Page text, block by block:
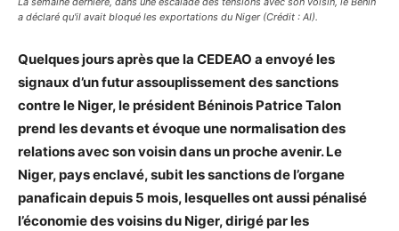
a déclaré qu'il avait bloqué les exportations du Niger (Crédit : AI).
Quelques jours après que la CEDEAO a envoyé les
signaux d’un futur assouplissement des sanctions
contre le Niger, le président Béninois Patrice Talon
prend les devants et évoque une normalisation des
relations avec son voisin dans un proche avenir. Le
Niger, pays enclavé, subit les sanctions de l’organe
panaficain depuis 5 mois, lesquelles ont aussi pénalisé
l’économie des voisins du Niger, dirigé par les